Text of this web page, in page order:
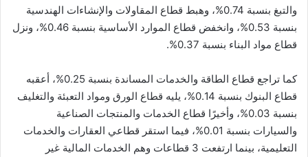
والتبغ بنسبة 0.74%، وهبط قطاع المقاولات والإنشاءات الهندسية
بنسبة 0.53%، وانخفض قطاع الموارد الأساسية بنسبة 0.46%، ونزل
قطاع مواد البناء بنسبة 0.37%.
كما تراجع قطاع الطاقة والخدمات المساندة بنسبة 0.25%، أعقبه
قطاع البنوك بنسبة 0.14%، يليه قطاع الورق ومواد التعبئة والتغليف
بنسبة 0.03%، وأخيرًا قطاع الخدمات والمنتجات الصناعية
والسيارات بنسبة 0.01%، فيما استقر قطاعي العقارات والخدمات
التعليمية، بينما ارتفعت 3 قطاعات وهم الخدمات المالية غير